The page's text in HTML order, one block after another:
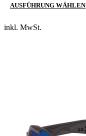
AUSFÜHRUNG WÄHLEN
inkl. MwSt.